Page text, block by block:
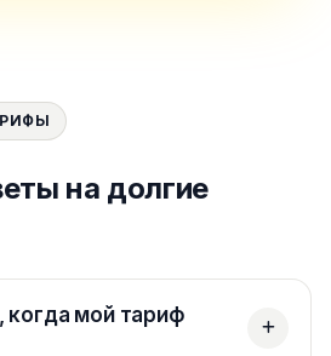
на долгие
когда мой тариф